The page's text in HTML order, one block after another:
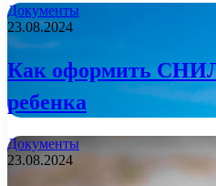
Документы
23.08.2024
Как оформить
ребенка
Документы
23.08.2024